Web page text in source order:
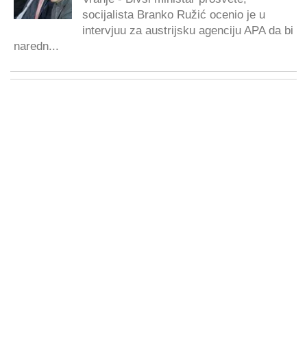
socijalista Branko Ružić ocenio je u
intervjuu za austrijsku agenciju APA da bi
naredn...